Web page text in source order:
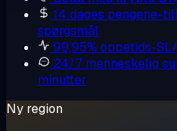
14 dages pengene-
spørgsmål
99,95% oppetids-
24/7 menneskelig
minutter
Ny region